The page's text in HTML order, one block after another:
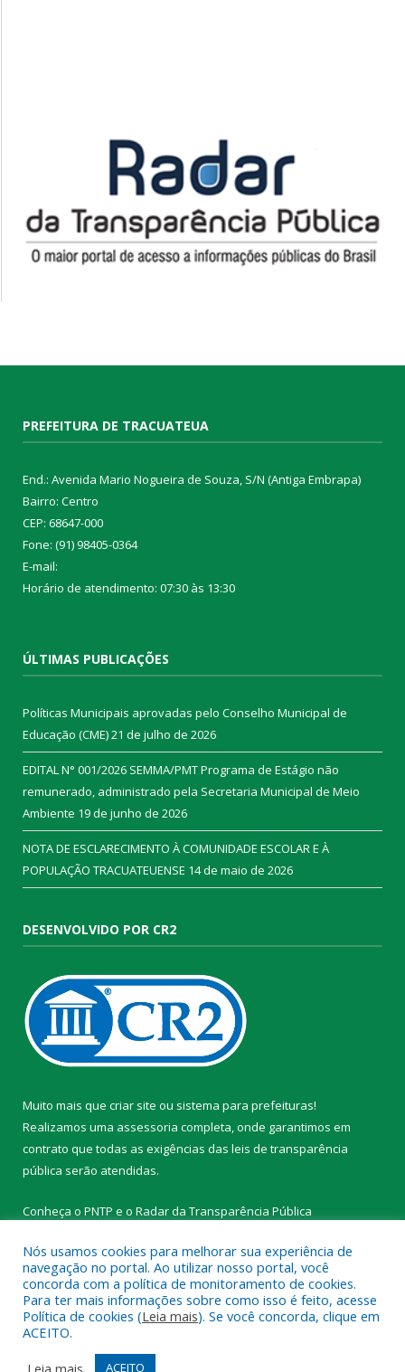
PREFEITURA DE TRACUATEUA
End.: Avenida Mario Nogueira de Souza, S/N (Antiga Embrapa)
Bairro: Centro
CEP: 68647-000
Fone: (91) 98405-0364
E-mail:
Horário de atendimento: 07:30 às 13:30
ÚLTIMAS PUBLICAÇÕES
Políticas Municipais aprovadas pelo Conselho Municipal de
Educação (CME)21 de julho de 2026
EDITAL N° 001/2026 SEMMA/PMT Programa de Estágio não
remunerado, administrado pela Secretaria Municipal de Meio
Ambiente 19 de junho de 2026
NOTA DE ESCLARECIMENTO À COMUNIDADE ESCOLAR E À
POPULAÇÃO TRACUATEUENSE 14 de maio de 2026
DESENVOLVIDO POR CR2
Muito mais que criar site ou sistema para prefeituras!
Realizamos uma assessoria completa, onde garantimos em
contrato que todas as exigências das leis de transparência
pública serão atendidas.
Conheça o PNTP e o Radar da Transparência Pública
Todos os direitos reservados a Prefeitura Municipal de
Tracuateua.
Mapa do Site Acessar Área Administrativa
Nós usamos cookies para melhorar sua experiência de
navegação no portal. Ao utilizar nosso portal, você
concorda com a política de monitoramento de cookies.
Para ter mais informações sobre como isso é feito, acesse
Política de cookies (Leia mais). Se você concorda, clique em
ACEITO.
Leia mais
ACEITO